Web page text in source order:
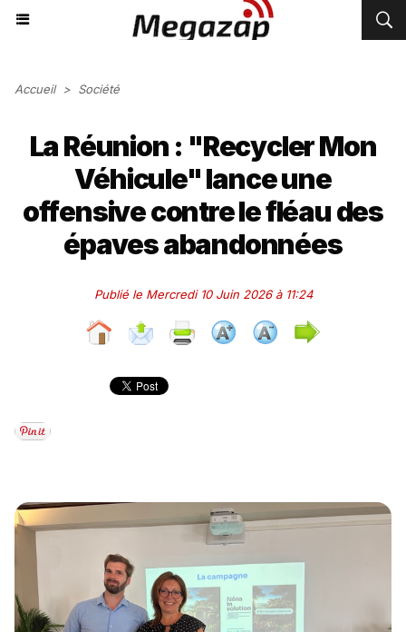
Accueil > Société
La Réunion : "Recycler Mon
Véhicule" lance une
offensive contre le fléau des
épaves abandonnées
Publié le Mercredi 10 Juin 2026 à 11:24